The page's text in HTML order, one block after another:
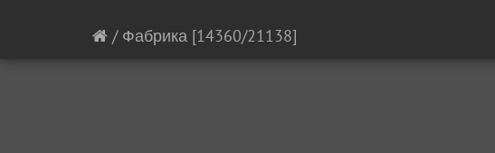
/ Фабрика [14360/21138]